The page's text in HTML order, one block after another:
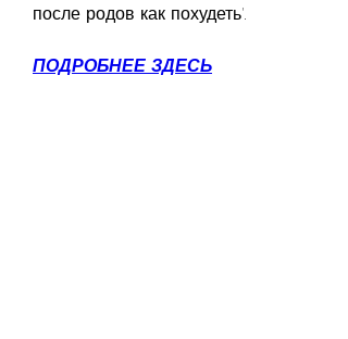
после родов как похудеть'.
ПОДРОБНЕЕ ЗДЕСЬ